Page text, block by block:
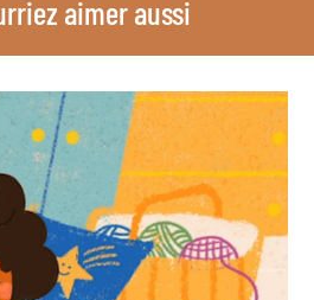
aimer aussi